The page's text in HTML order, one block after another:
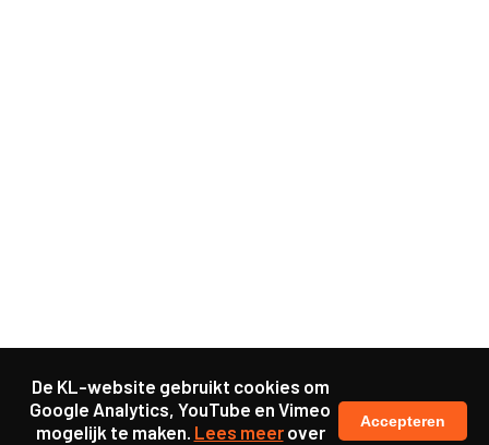
De KL-website gebruikt cookies om
Google Analytics, YouTube en Vimeo
mogelijk te maken. Lees meerover
Accepteren